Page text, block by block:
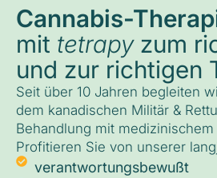
Cannabis-
mit tetrapyzum
und zur richtigen
Seit über 10 Jahren begleiten
dem kanadischen Militär &
Behandlung mit medizinischem
Profitieren Sie von unserer
verantwortungsbewußt